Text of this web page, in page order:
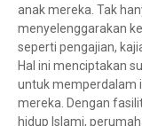
anak mereka. Tak
menyelenggarakan
seperti pengajian,
Hal ini menciptakan
untuk memperdalam
mereka. Dengan
hidup Islami,